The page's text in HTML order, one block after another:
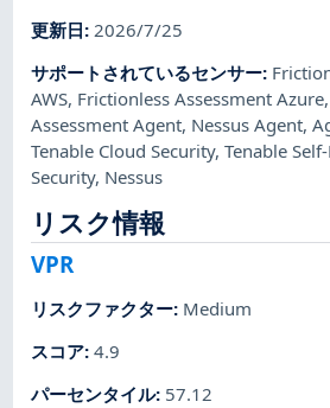
更新日:2026/7/25
サポートされているセンサー:
AWS, Frictionless Assessment Azure,
Assessment Agent, Nessus Agent,
Tenable Cloud Security,Tenable
Security, Nessus
リスク情報
VPR
リスクファクター: Medium
スコア:4.9
パーセンタイル: 57.12